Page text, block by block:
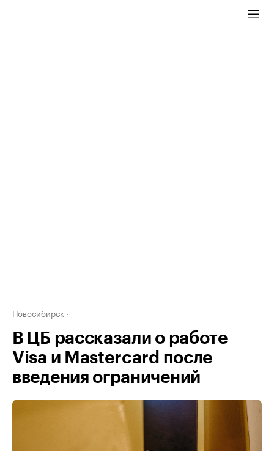
Новосибирск
В ЦБ рассказали о работе
Visa и Мastercard после
введения ограничений